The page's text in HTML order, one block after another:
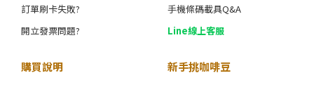
訂單刷卡失敗?
開立發票問題?
手機條碼載具Q&A
Line線上客服
購買說明 新手挑咖啡豆